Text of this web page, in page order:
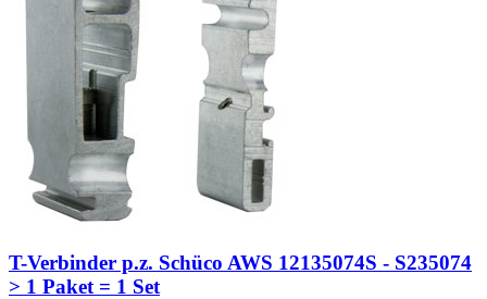
T-Verbinder p.z. Schüco AWS 12135074S - S235074
> 1 Paket = 1 Set